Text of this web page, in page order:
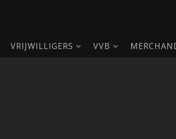
VRIJWILLIGERS VVB